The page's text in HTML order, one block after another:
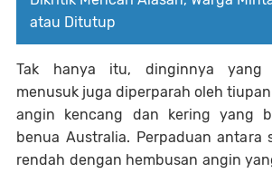
atau Ditutup
Tak hanya itu, dinginnya yang
menusuk juga diperparah oleh
angin kencang dan kering yang
benua Australia. Perpaduan antara
rendah dengan hembusan angin